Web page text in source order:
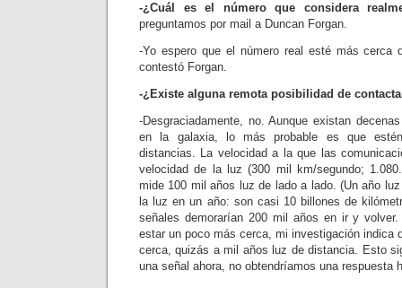
-¿Cuál es el número que considera
preguntamos por mail a Duncan Forgan.
-Yo espero que el número real esté más cerca
contestó Forgan.
-¿Existe alguna remota posibilidad de
-Desgraciadamente, no. Aunque existan
en la galaxia, lo más probable es que
distancias. La velocidad a la que las
velocidad de la luz (300 mil km/segundo;
mide 100 mil años luz de lado a lado. (Un año
la luz en un año: son casi 10 billones de
señales demorarían 200 mil años en ir y
estar un poco más cerca, mi investigación indica
cerca, quizás a mil años luz de distancia. Esto
una señal ahora, no obtendríamos una respuesta